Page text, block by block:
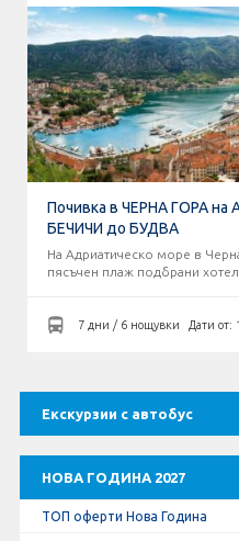
Оферти За Нова Година
Септемврийски
Автобусни Екскурзии
Албатрос Турс
Документи
КОНТАКТИ
Екскурзии с автобус
НОВА ГОДИНА 2027
ТОП оферти Нова Година
Почивка в ЧЕРНА ГОРА на
БЕЧИЧИ до БУДВА
На Адриатическо море в
пясъчен плаж подбрани
7 дни / 6 нощувки Дати от: